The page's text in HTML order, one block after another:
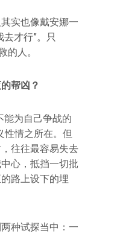
实也像戴安娜一
才行”。只
的人。
帮凶？
能为自己争战的
性情之所在。但
往往最容易失去
心，抵挡一切批
路上设下的埋
种试探当中：一